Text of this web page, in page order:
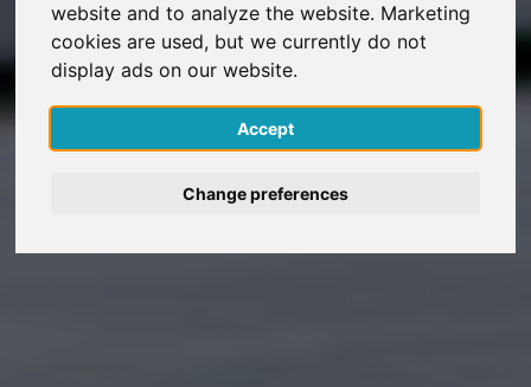
website and to analyze the website. Marketing
cookies are used, but we currently do not
display ads on our website.
Accept
Change preferences
Registrati gratis
Accedi
English
Deutsch
Nederlands